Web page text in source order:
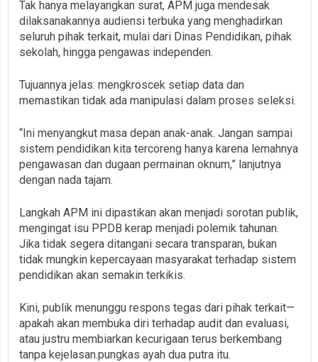
Tak hanya melayangkan surat, APM juga mendesak
dilaksanakannya audiensi terbuka yang menghadirkan
seluruh pihak terkait, mulai dari Dinas Pendidikan, pihak
sekolah, hingga pengawas independen.
Tujuannya jelas: mengkroscek setiap data dan
memastikan tidak ada manipulasi dalam proses seleksi.
“Ini menyangkut masa depan anak-anak. Jangan sampai
sistem pendidikan kita tercoreng hanya karena lemahnya
pengawasan dan dugaan permainan oknum,” lanjutnya
dengan nada tajam.
Langkah APM ini dipastikan akan menjadi sorotan publik,
mengingat isu PPDB kerap menjadi polemik tahunan.
Jika tidak segera ditangani secara transparan, bukan
tidak mungkin kepercayaan masyarakat terhadap sistem
pendidikan akan semakin terkikis.
Kini, publik menunggu respons tegas dari pihak terkait—
apakah akan membuka diri terhadap audit dan evaluasi,
atau justru membiarkan kecurigaan terus berkembang
tanpa kejelasan.pungkas ayah dua putra itu.